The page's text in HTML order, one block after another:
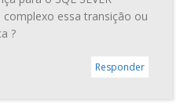
complexo essa transição ou
?
Responder